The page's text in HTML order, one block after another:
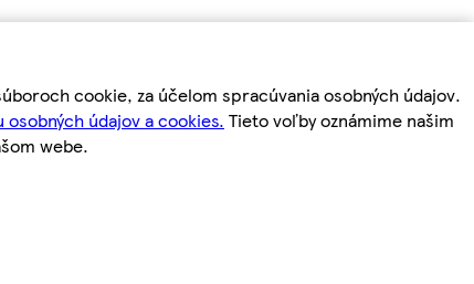
cookie, za účelom spracúvania osobných údajov.
údajov a cookies. Tieto voľby oznámime našim
webe.